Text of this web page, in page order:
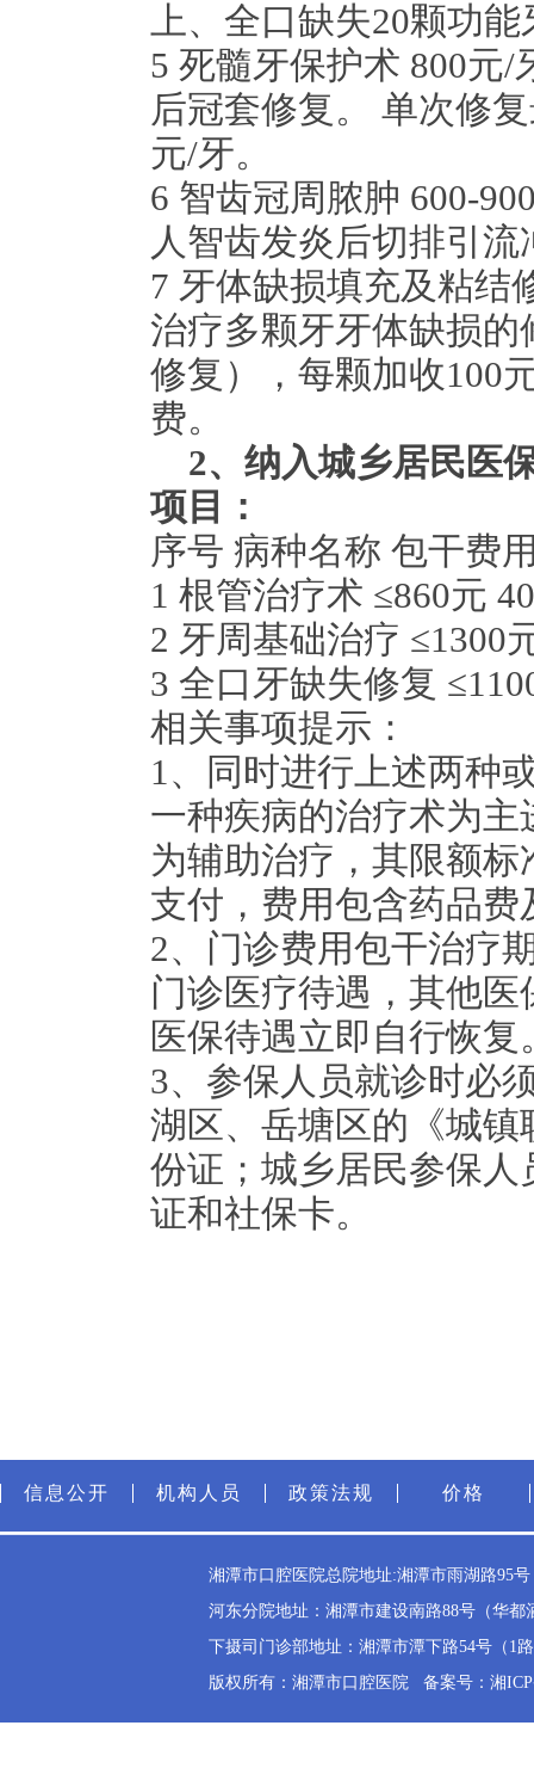
上、全口缺失20颗功能
5死髓牙保护术 800元/
后冠套修复。
单次修
元/牙。
6 智齿冠周脓肿 600-
人智齿发炎后切排引流
7 牙体缺损填充及粘结
治疗多颗牙牙体缺损
修复），每颗加收100
费。
2、纳入城乡居民医
项目：
序号 病种名称 包干费
1根管治疗术 ≤860元
2 牙周基础治疗 ≤1300
3全口牙缺失修复 ≤
相关事项提示：
1、同时进行上述两种
一种疾病的治疗术为
为辅助治疗，其限额标
支付，费用包含药品
2、门诊费用包干治疗
门诊医疗待遇，其他
医保待遇立即自行恢复
3、参保人员就诊时必
湖区、岳塘区的《城
份证；城乡居民参保
证和社保卡。
信息公开 机构人员 政策法规 价格
湘潭市口腔医院总院地址:湘潭市雨湖路95
河东分院地址：湘潭市建设南路88号（华都
下摄司门诊部地址：湘潭市潭下路54号（1
版权所有：湘潭市口腔医院 备案号：湘